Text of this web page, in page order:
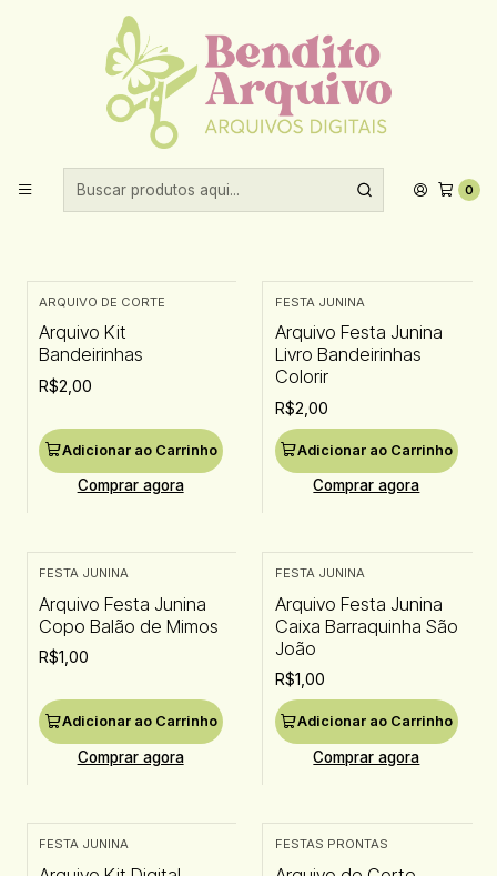
0
Aproveite 10% de desconto ao comprar acima de R$30,00!
Início Datas comemorativas Festa Junina
Festa Junina
Filtros
ARQUIVO DE CORTE
Arquivo Kit
Bandeirinhas
R$2,00
Adicionar ao Carrinho
Comprar agora
FESTA JUNINA
Arquivo Festa Junina
Livro Bandeirinhas
Colorir
R$2,00
Adicionar ao Carrinho
Comprar agora
FESTA JUNINA
Arquivo Festa Junina
Copo Balão de Mimos
R$1,00
Adicionar ao Carrinho
Comprar agora
FESTA JUNINA
Arquivo Festa Junina
Caixa Barraquinha São
João
R$1,00
Adicionar ao Carrinho
Comprar agora
FESTA JUNINA FESTAS PRONTAS